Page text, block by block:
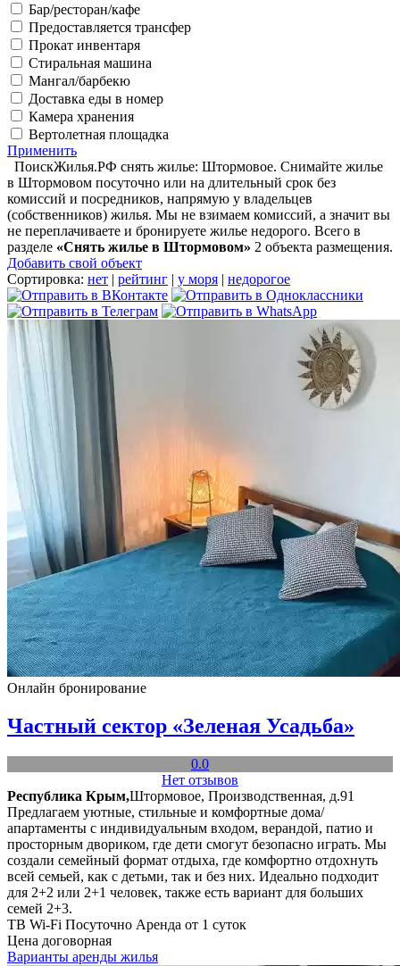
Бар/ресторан/кафе
Предоставляется трансфер
Прокат инвентаря
Стиральная машина
Мангал/барбекю
Доставка еды в номер
Камера хранения
Вертолетная площадка
Применить
ПоискЖилья.РФ снять жилье: Штормовое. Снимайте жилье
в Штормовом посуточно или на длительный срок без
комиссий и посредников, напрямую у владельцев
(собственников) жилья. Мы не взимаем комиссий, а значит вы
не переплачиваете и бронируете жилье недорого. Всего в
разделе «Снять жилье в Штормовом» 2 объекта размещения.
Добавить свой объект
Сортировка: нет | рейтинг | у моря | недорогое
Онлайн бронирование
Частный сектор «Зеленая Усадьба»
0.0
Нет отзывов
Республика Крым,Штормовое, Производственная, д.91
Предлагаем уютные, стильные и комфортные дома/
апартаменты с индивидуальным входом, верандой, патио и
просторным двориком, где дети смогут безопасно играть. Мы
создали семейный формат отдыха, где комфортно отдохнуть
всей семьей, как с детьми, так и без них. Идеально подходит
для 2+2 или 2+1 человек, также есть вариант для больших
семей 2+3.
ТВ Wi-Fi Посуточно Аренда от 1 суток
Цена договорная
Варианты аренды жилья